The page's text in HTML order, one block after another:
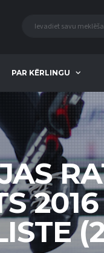
PAR KĒRLINGU